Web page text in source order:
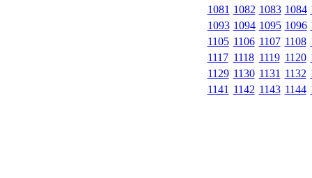
1081 1082 1083 1084
1093 1094 1095 1096
1105 1106 1107 1108
1117 1118 1119 1120
1129 1130 1131 1132
1141 1142 1143 1144